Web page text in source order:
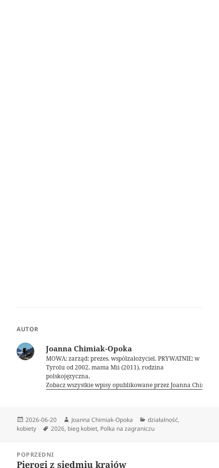
AUTOR
Joanna Chimiak-Opoka
MOWA: zarząd: prezes, współzałożyciel. PRYWATNIE: w
Tyrolu od 2002, mama Mii (2011), rodzina
polskojęzyczna.
Zobacz wszystkie wpisy opublikowane przez Joanna
Data
publikacji
2026-06-20 Autor
Joanna Chimiak-Opoka Kategorie
działalność,
kobiety
Tagi
2026, bieg kobiet, Polka na zagraniczu
wpisuPOPRZEDNI
Poprzedni
Pierogi z siedmiu krajów